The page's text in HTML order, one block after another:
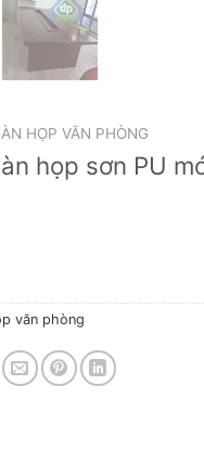
HỌP VĂN PHÒNG
họp sơn PU
văn phòng